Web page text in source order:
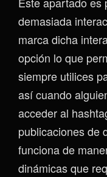
demasiada
marca dicha
opción lo que
siempre utilices
así cuando
acceder al
publicaciones de
funciona de
dinámicas que